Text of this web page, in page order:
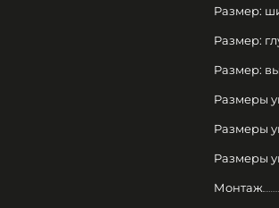
Размер:
Размер:
Размер:
Размеры
Размеры
Размеры
Монтаж